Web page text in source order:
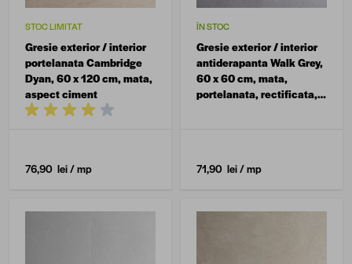
STOC LIMITAT
Gresie exterior / interior
portelanata Cambridge
Dyan, 60 x 120 cm, mata,
aspect ciment
76,90 lei/ mp
ÎN STOC
Gresie exterior / interior
antiderapanta Walk Grey,
60 x 60 cm, mata,
portelanata, rectificata,
71,90 lei/ mp